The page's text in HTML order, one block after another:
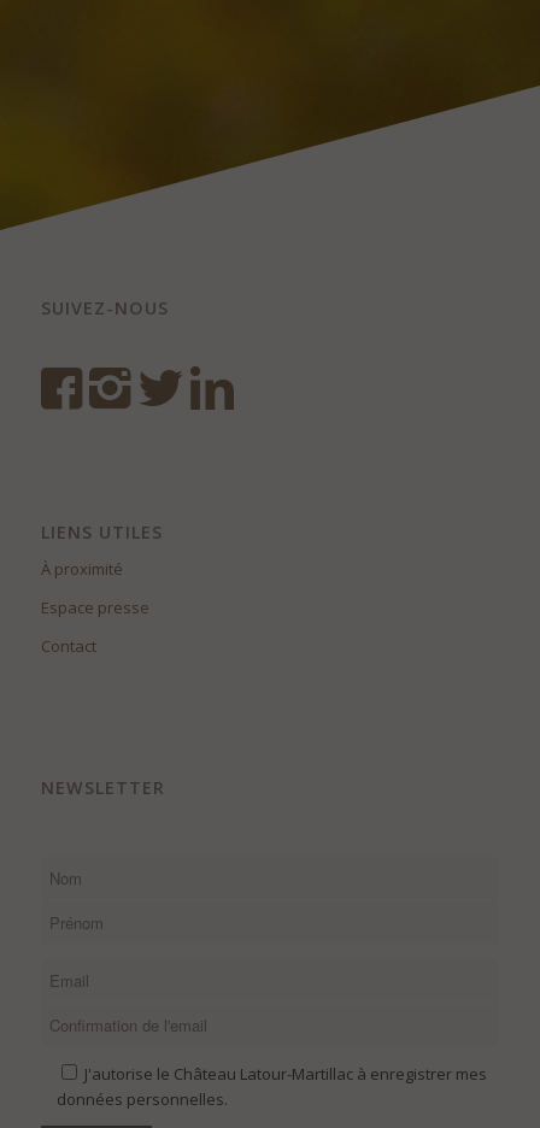
SUIVEZ-NOUS
LIENS UTILES
À proximité
Espace presse
Contact
NEWSLETTER
J'autorise le Château Latour-Martillac à enregistrer mes
données personnelles.